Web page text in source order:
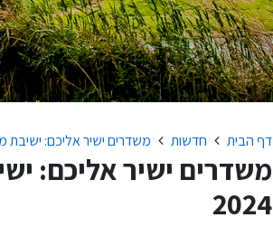
דף הבית חדשות משדרים ישיר אליכם: ישיבת
משדרים ישיר אליכם:
2024